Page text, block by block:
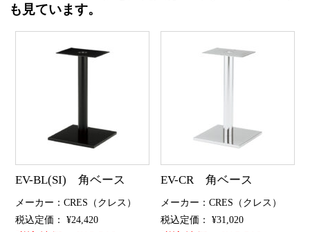
も見ています。
EV-BL(SI) 角ベース
メーカー：CRES（クレス）
税込定価： ¥24,420
EV-CR 角ベース
メーカー：CRES（クレス）
税込定価： ¥31,020